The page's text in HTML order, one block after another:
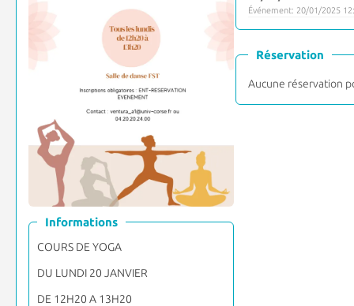
Informations
COURS DE YOGA
DU LUNDI 20 JANVIER
DE 12H20 A 13H20
Événement: 20/01/2025
Réservation
Aucune réservation